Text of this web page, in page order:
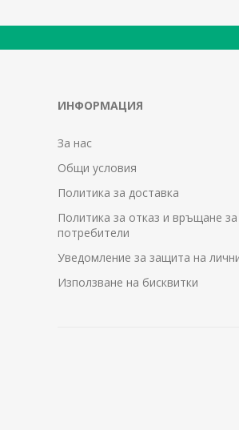
ИНФОРМАЦИЯ
За нас
Общи условия
Политика за доставка
Политика за отказ и връщане за
потребители
Уведомление за защита на
Използване на бисквитки